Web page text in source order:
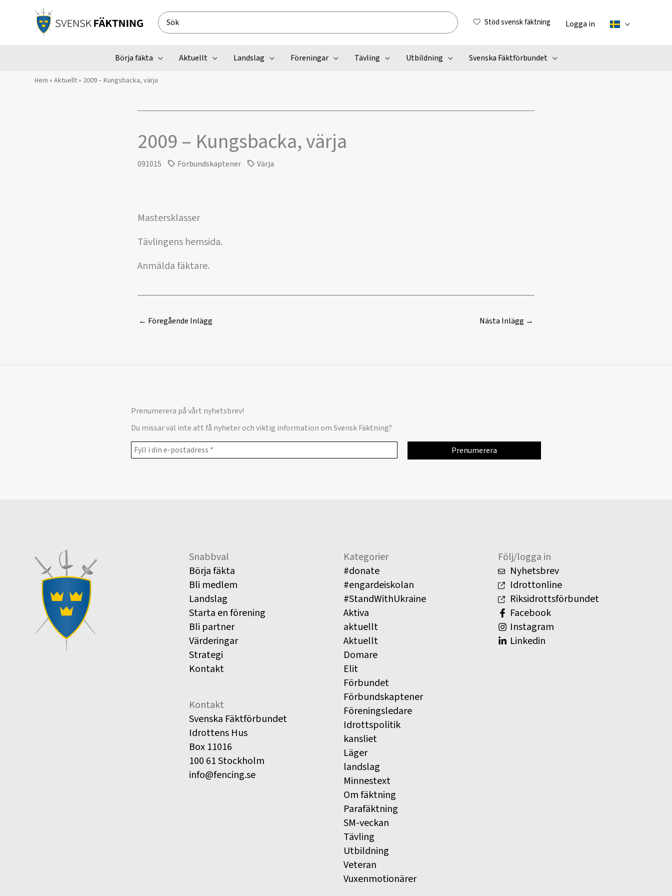
Search
for:
Stöd svensk fäktning Logga in
Börja fäkta Aktuellt Landslag Föreningar Tävling Utbildning Svenska Fäktförbundet
Hem » Aktuellt» 2009 – Kungsbacka, värja
2009 – Kungsbacka, värja
091015 Förbundskaptener Värja
Mastersklasser
Tävlingens hemsida.
Anmälda fäktare.
← Föregående Inlägg Nästa Inlägg →
Prenumerera på vårt nyhetsbrev!
Du missar väl inte att få nyheter och viktig information om Svensk Fäktning?
Snabbval
Börja fäkta
Bli medlem
Landslag
Starta en förening
Bli partner
Värderingar
Strategi
Kontakt
Kontakt
Svenska Fäktförbundet
Idrottens Hus
Box 11016
100 61 Stockholm
info@fencing.se
Kategorier
#donate
#engardeiskolan
#StandWithUkraine
Aktiva
aktuellt
Aktuellt
Domare
Elit
Förbundet
Förbundskaptener
Föreningsledare
Idrottspolitik
kansliet
Läger
landslag
Minnestext
Om fäktning
Parafäktning
SM-veckan
Tävling
Utbildning
Veteran
Vuxenmotionärer
Följ/logga in
Nyhetsbrev
Idrottonline
Riksidrottsförbundet
Facebook
Instagram
Linkedin